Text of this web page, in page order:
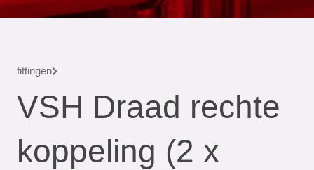
fittingen
VSH Draad rechte
koppeling (2 x